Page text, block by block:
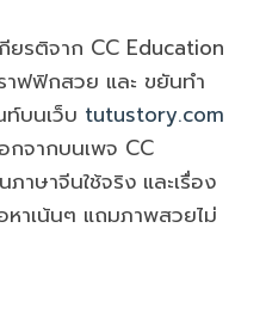
ยรติจาก CC Education
าฟฟิกสวย และ ขยันทำ
บนเว็บ tutustory.com
กจากบนเพจ CC
าษาจีนใช้จริง และเรื่อง
หาเน้นๆ แถมภาพสวยไม่